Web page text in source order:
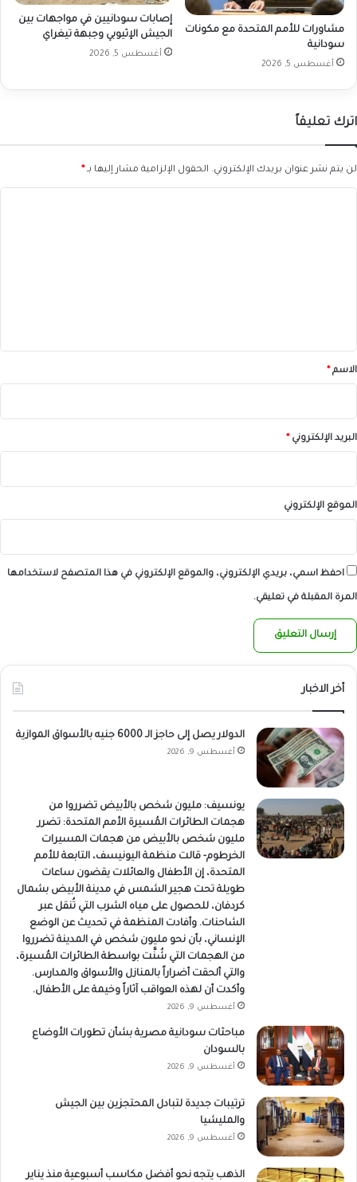
مشاورات للأمم المتحدة مع مكونات
سودانية
أغسطس 5, 2026
إصابات سودانيين في مواجهات بين
الجيش الإثيوبي وجبهة تيغراي
أغسطس 5, 2026
اترك تعليقاً
لن يتم نشر عنوان بريدك الإلكتروني. الحقول الإلزامية مشار إليها بـ*
*الاسم*
البريد الإلكتروني*
الموقع الإلكتروني
احفظ اسمي، بريدي الإلكتروني، والموقع الإلكتروني في هذا المتصفح لاستخدامها
المرة المقبلة في تعليقي.
أخر الاخبار
الدولار يصل إلى حاجز الـ 6000 جنيه بالأسواق الموازية
أغسطس 9, 2026
يونسيف: مليون شخص بالأبيض تضرروا من
هجمات الطائرات المُسيرة الأمم المتحدة: تضرر
مليون شخص بالأبيض من هجمات المسيرات
الخرطوم- قالت منظمة اليونيسف، التابعة للأمم
المتحدة، إن الأطفال والعائلات يقضون ساعات
طويلة تحت هجير الشمس في مدينة الأبيض بشمال
كردفان، للحصول على مياه الشرب التي تُنقل عبر
الشاحنات. وأفادت المنظمة في تحديث عن الوضع
الإنساني، بأن نحو مليون شخص في المدينة تضرروا
من الهجمات التي شُنَّت بواسطة الطائرات المُسيرة،
والتي ألحقت أضراراً بالمنازل والأسواق والمدارس.
وأكدت أن لهذه العواقب آثاراً وخيمة على الأطفال.
أغسطس 9, 2026
مباحثات سودانية مصرية بشأن تطورات الأوضاع
بالسودان
أغسطس 9, 2026
ترتيبات جديدة لتبادل المحتجزين بين الجيش
والمليشيا
أغسطس 9, 2026
الذهب يتجه نحو أفضل مكاسب أسبوعية منذ يناير